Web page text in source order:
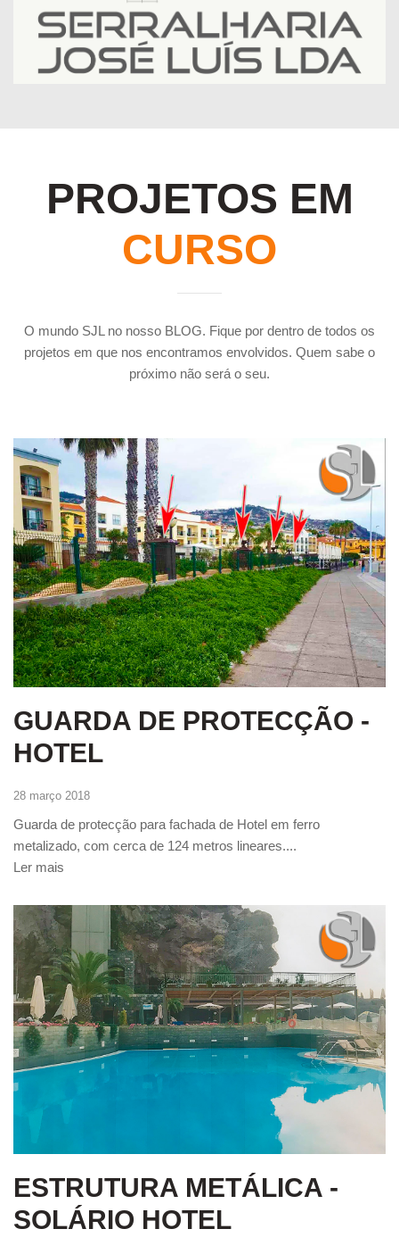
PROJETOS EM
CURSO
O mundo SJL no nosso BLOG. Fique por dentro de todos os
projetos em que nos encontramos envolvidos. Quem sabe o
próximo não será o seu.
GUARDA DE PROTECÇÃO -
HOTEL
28 março 2018
Guarda de protecção para fachada de Hotel em ferro
metalizado, com cerca de 124 metros lineares....
Ler mais
ESTRUTURA METÁLICA -
SOLÁRIO HOTEL